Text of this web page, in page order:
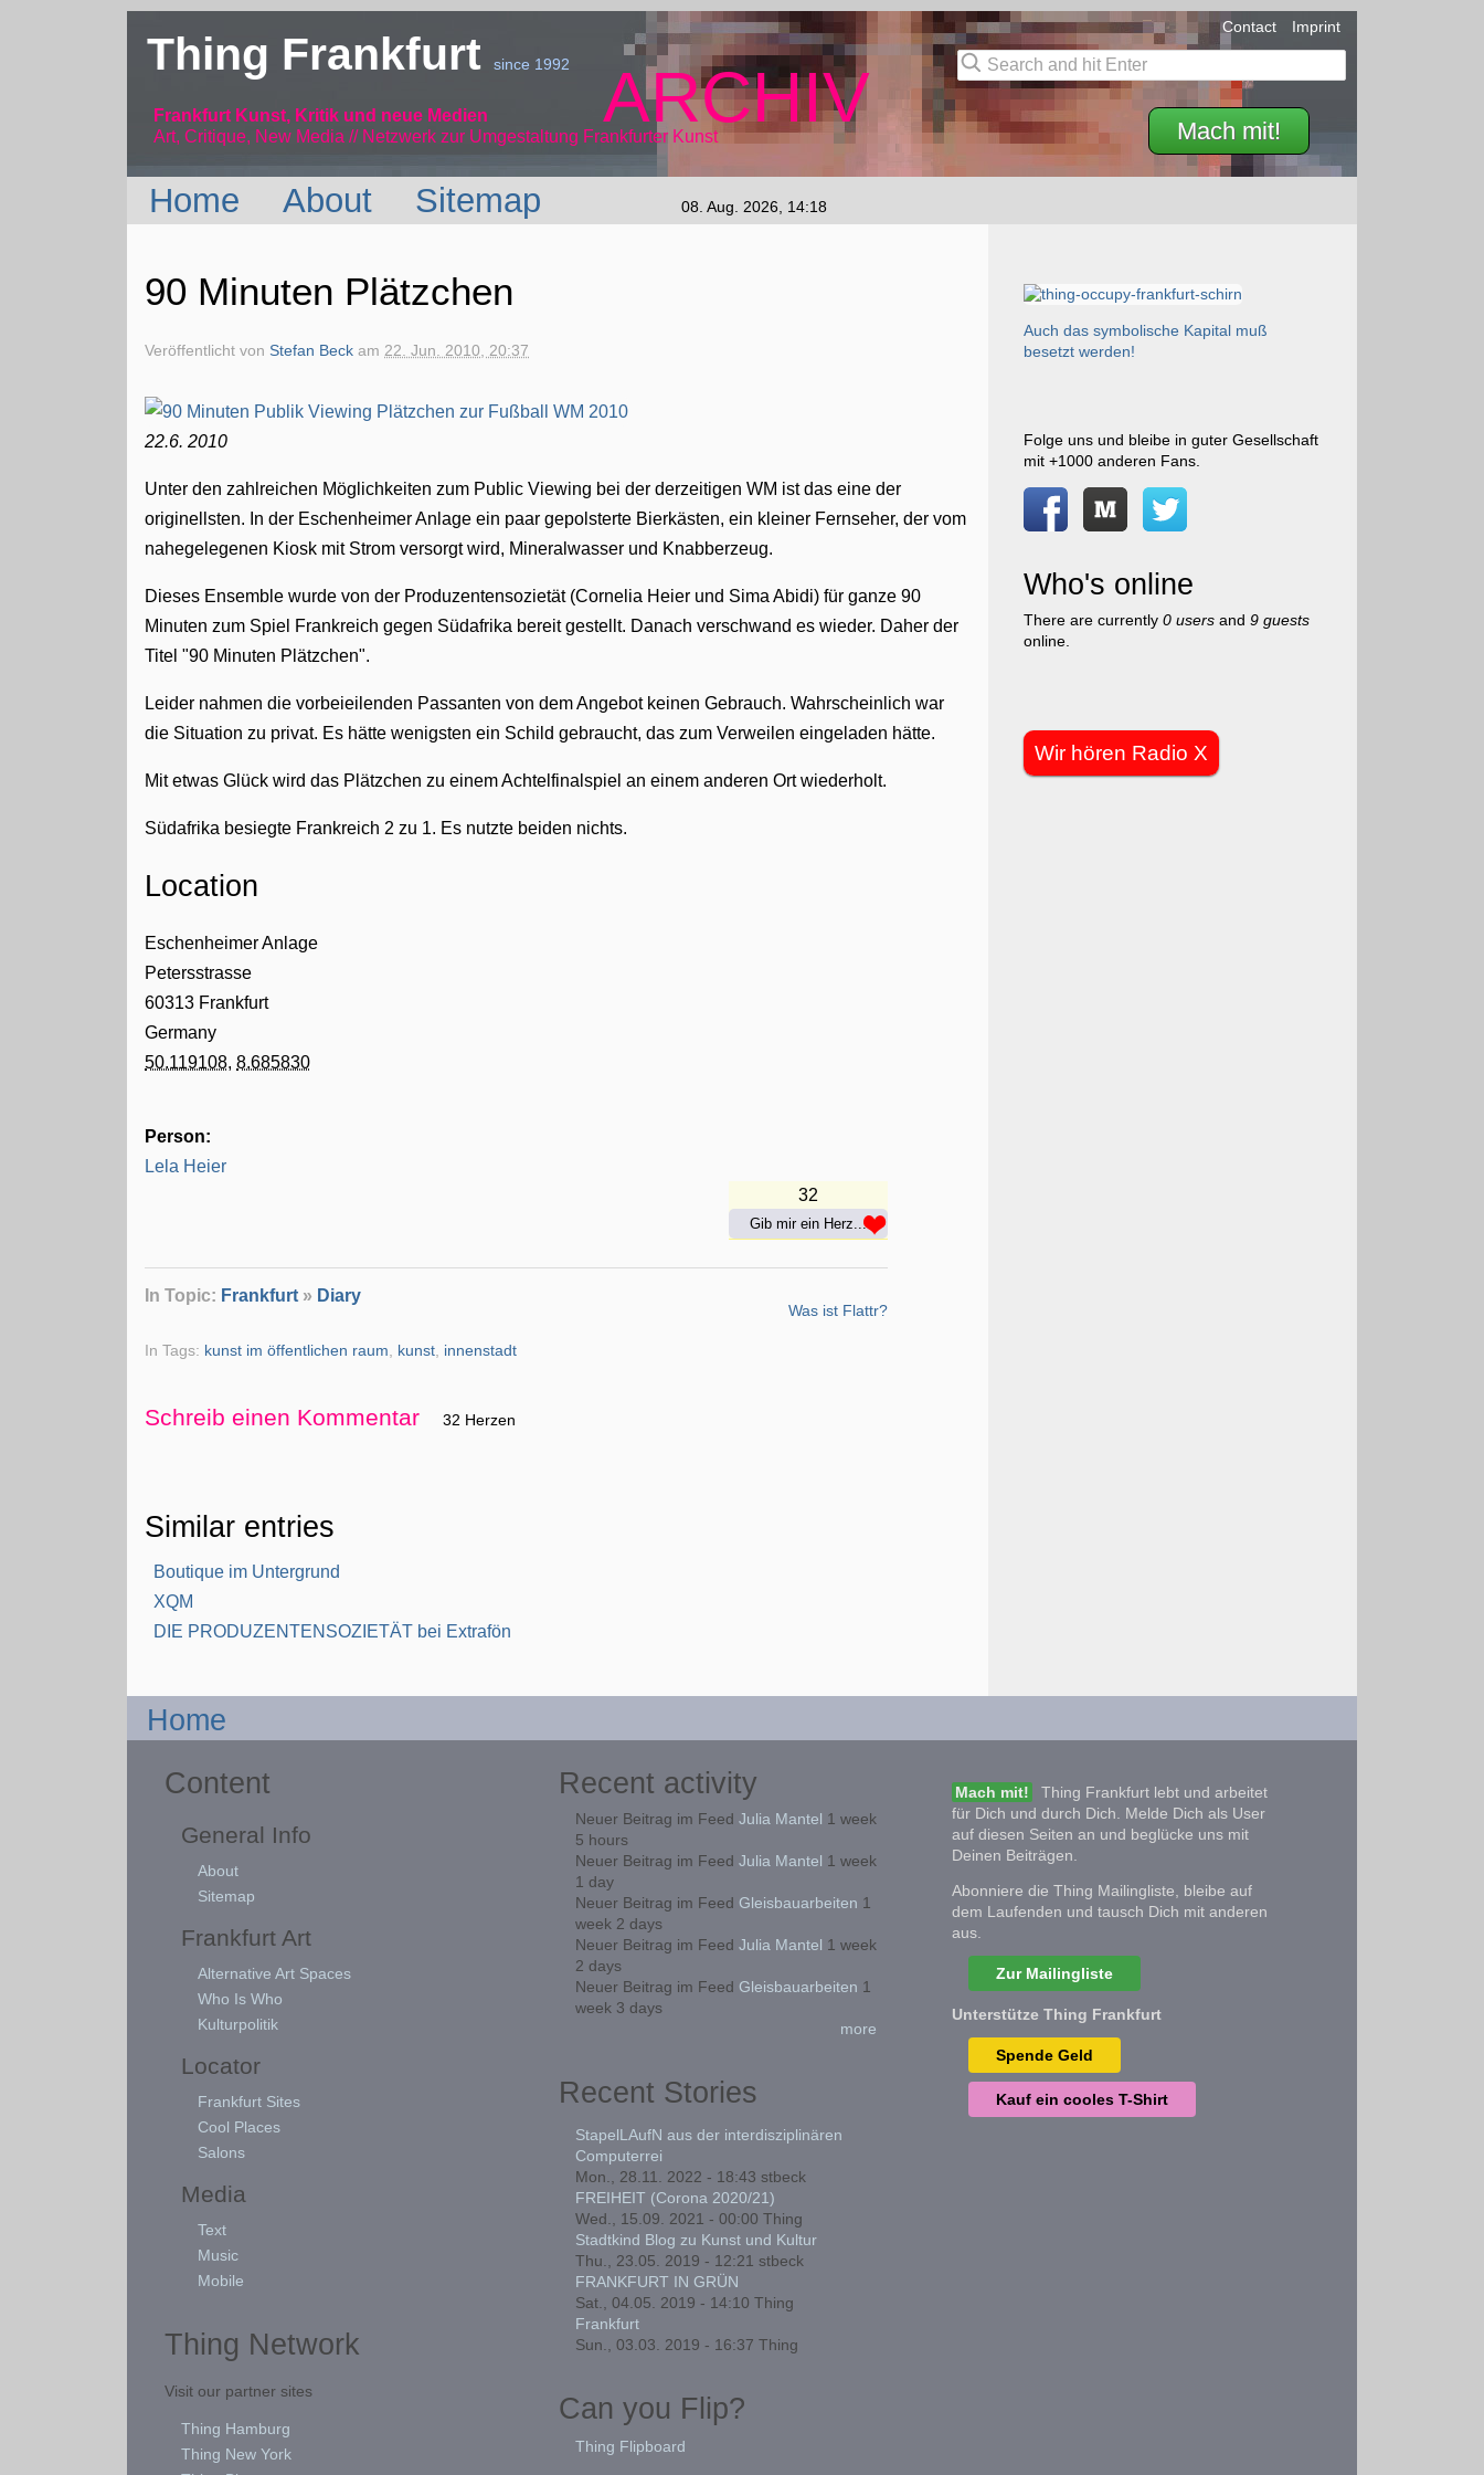
Thing Frankfurtsince 1992
Frankfurt Kunst, Kritik und neue Medien
Art, Critique, New Media // Netzwerk
ARCHIV
zur Umgestaltung Frankfurter Kunst Mach mit!
Contact Imprint
Home About Sitemap 08. Aug. 2026, 14:18
90 Minuten Plätzchen
Veröffentlicht vonStefan Beck am22. Jun. 2010, 20:37
22.6. 2010
Unter den zahlreichen Möglichkeiten zum Public Viewing bei der derzeitigen WM ist das eine der
originellsten. In der Eschenheimer Anlage ein paar gepolsterte Bierkästen, ein kleiner Fernseher, der vom
nahegelegenen Kiosk mit Strom versorgt wird, Mineralwasser und Knabberzeug.
Dieses Ensemble wurde von der Produzentensozietät (Cornelia Heier und Sima Abidi) für ganze 90
Minuten zum Spiel Frankreich gegen Südafrika bereit gestellt. Danach verschwand es wieder. Daher der
Titel "90 Minuten Plätzchen".
Leider nahmen die vorbeieilenden Passanten von dem Angebot keinen Gebrauch. Wahrscheinlich war
die Situation zu privat. Es hätte wenigsten ein Schild gebraucht, das zum Verweilen eingeladen hätte.
Mit etwas Glück wird das Plätzchen zu einem Achtelfinalspiel an einem anderen Ort wiederholt.
Südafrika besiegte Frankreich 2 zu 1. Es nutzte beiden nichts.
Location
Eschenheimer Anlage
Petersstrasse
60313 Frankfurt
Germany
50.119108,8.685830
Person:
Lela Heier
32
Gib mir ein Herz...
In Topic: Frankfurt » Diary
In Tags: kunst im öffentlichen raum kunst innenstadt
Was ist Flattr?
Schreib einen Kommentar 32 Herzen
Similar entries
Boutique im Untergrund
XQM
DIE PRODUZENTENSOZIETÄT bei Extrafön
Auch das symbolische Kapital muß
besetzt werden!
Folge uns und bleibe in guter Gesellschaft
mit +1000 anderen Fans.
Who's online
There are currently 0 usersand 9 guests
online.
Wir hören Radio X
Home
Content
General Info
About
Sitemap
Frankfurt Art
Alternative Art Spaces
Who Is Who
Kulturpolitik
Locator
Frankfurt Sites
Cool Places
Salons
Media
Text
Music
Mobile
Thing Network
Visit our partner sites
Thing Hamburg
Thing New York
Recent activity
Neuer Beitrag im Feed Julia Mantel 1 week
5 hours
Neuer Beitrag im Feed Julia Mantel 1 week
1 day
Neuer Beitrag im Feed Gleisbauarbeiten 1
week 2 days
Neuer Beitrag im Feed Julia Mantel 1 week
2 days
Neuer Beitrag im Feed Gleisbauarbeiten 1
week 3 days
more
Recent Stories
StapelLAufN aus der interdisziplinären
Computerrei
Mon., 28.11. 2022 - 18:43 stbeck
FREIHEIT (Corona 2020/21)
Wed., 15.09. 2021 - 00:00 Thing
Stadtkind Blog zu Kunst und Kultur
Thu., 23.05. 2019 - 12:21 stbeck
FRANKFURT IN GRÜN
Sat., 04.05. 2019 - 14:10 Thing
Frankfurt
Sun., 03.03. 2019 - 16:37 Thing
Can you Flip?
Thing Flipboard
Mach mit!
Thing Frankfurt lebt und arbeitet
für Dich und durch Dich. Melde Dich als User
auf diesen Seiten an und beglücke uns mit
Deinen Beiträgen.
Abonniere die Thing Mailingliste, bleibe auf
dem Laufenden und tausch Dich mit anderen
aus.
Zur Mailingliste
Unterstütze Thing Frankfurt
Spende Geld
Kauf ein cooles T-Shirt